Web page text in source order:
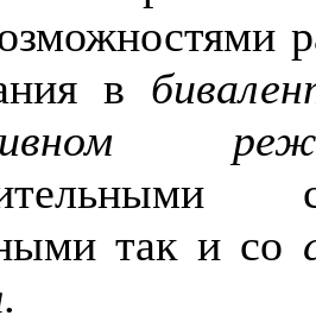
в
так и со